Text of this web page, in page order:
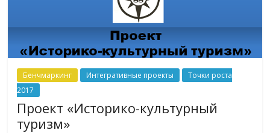
Бенчмаркинг Интегративные проекты
Точки роста
2017
Проект «Историко-культурный
туризм»